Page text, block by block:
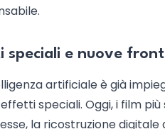
speciali e nuove
artificiale è già
speciali. Oggi, i film
la ricostruzione